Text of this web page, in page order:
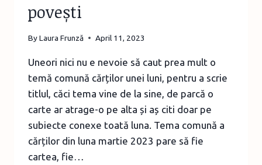
povești
ByLaura Frunză April 11, 2023
Uneori nici nu e nevoie să caut prea mult o
temă comună cărților unei luni, pentru a scrie
titlul, căci tema vine de la sine, de parcă o
carte ar atrage-o pe alta și aș citi doar pe
subiecte conexe toată luna. Tema comună a
cărților din luna martie 2023 pare să fie
cartea, fie…